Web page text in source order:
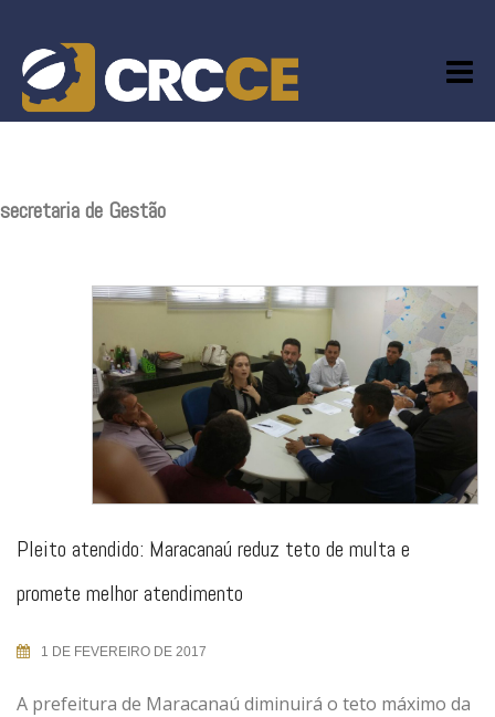
content
secretaria de Gestão
Pleito atendido: Maracanaú reduz teto de multa e
promete melhor atendimento
1 DE FEVEREIRO DE 2017
A prefeitura de Maracanaú diminuirá o teto máximo da